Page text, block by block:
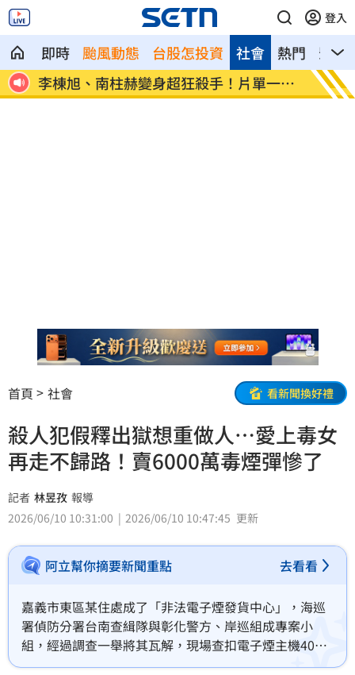
登入
即時 颱風動態 台股怎投資 熱門 影音
社會
時 李棟旭、南柱赫變身超狂殺手！片單一次
看
父親
親
首頁 社會 看新聞換好禮
殺人犯假釋出獄想重做人⋯愛上毒女
再走不歸路！賣6000萬毒煙彈慘了
記者 林昱孜 報導
2026/06/10 10:31:00
2026/06/10 10:47:45 更新
阿立幫你摘要新聞重點 去看看
嘉義市東區某住處成了「非法電子煙發貨中心」，海巡
署偵防分署台南查緝隊與彰化警方、岸巡組成專案小
組，經過調查一舉將其瓦解，現場查扣電子煙主機4000
台、煙彈9500和及相關組裝元件1箱，與前次遭查扣之